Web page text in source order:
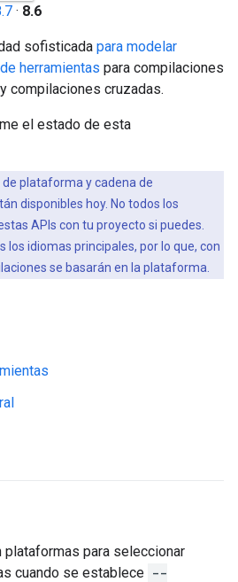
· 8.6
sofisticada para modelar
herramientas para compilaciones
compilaciones cruzadas.
el estado de esta
de plataforma y cadena de
disponibles hoy. No todos los
APIs con tu proyecto si puedes.
los idiomas principales, por lo que, con
se basarán en la plataforma.
plataformas para seleccionar
cuando se establece --